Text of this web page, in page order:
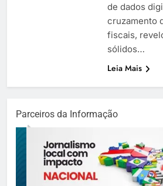
de dados
cruzamento
fiscais,
sólidos…
Leia Mais
Parceiros da Informação